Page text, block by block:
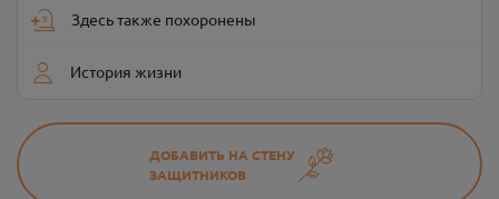
Здесь также похоронены
История жизни
ДОБАВИТЬ НА СТЕНУ
ЗАЩИТНИКОВ